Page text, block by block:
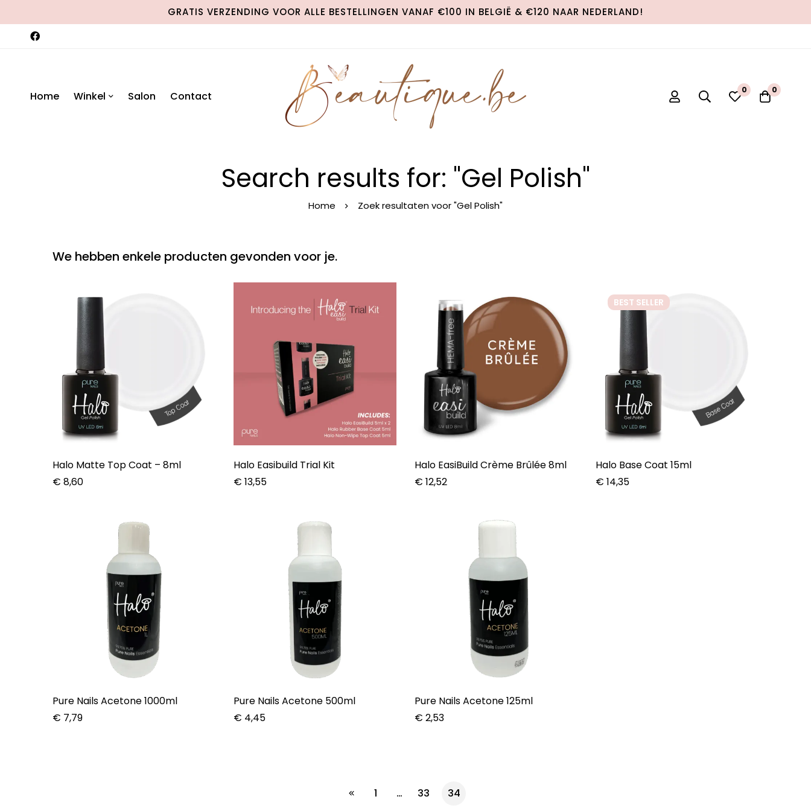
GRATIS VERZENDING VOOR ALLE BESTELLINGEN VANAF €100 IN BELGIË & €120 NAAR NEDERLAND!
Home Winkel Salon Contact 0 0
Search results for: "Gel Polish"
Home Zoek resultaten voor "Gel Polish"
We hebben enkele producten gevonden voor je.
Halo Matte Top Coat – 8ml
€ 8,60
Halo Easibuild Trial Kit
€ 13,55
Halo EasiBuild Crème Brûlée 8ml
€ 12,52
BEST SELLER
Halo Base Coat 15ml
€ 14,35
Pure Nails Acetone 1000ml
€ 7,79
Pure Nails Acetone 500ml
€ 4,45
Pure Nails Acetone 125ml
€ 2,53
1 … 33 34